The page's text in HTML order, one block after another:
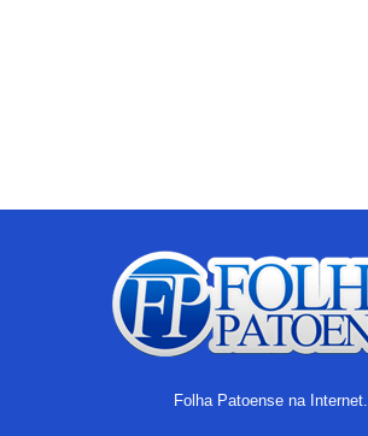
Folha Patoense na Internet.